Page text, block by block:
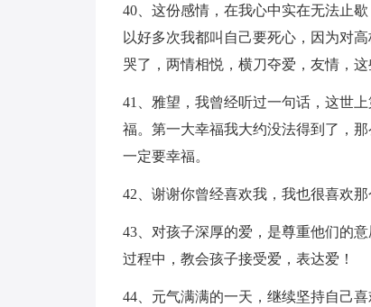
40、这份感情，在我心中实在无法止
以好多次我都叫自己要死心，因为对
哭了，两情相悦，横刀夺爱，友情，
41、雅望，我曾经听过一句话，这世
福。第一大幸福我大约没法得到了，
一定要幸福。
42、谢谢你曾经喜欢我，我也很喜欢那
43、对孩子深厚的爱，是尊重他们的
过程中，教会孩子接受爱，表达爱！
44、元气满满的一天，继续坚持自己喜